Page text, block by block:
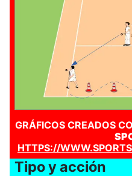
GRÁFICOS CREADOS
HTTPS://
Tipo y acción